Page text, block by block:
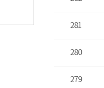
281
280
279